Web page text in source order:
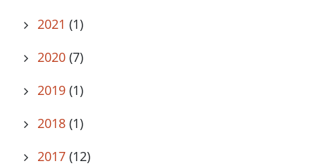
2021 (1)
2020 (7)
2019 (1)
2018 (1)
2017 (12)